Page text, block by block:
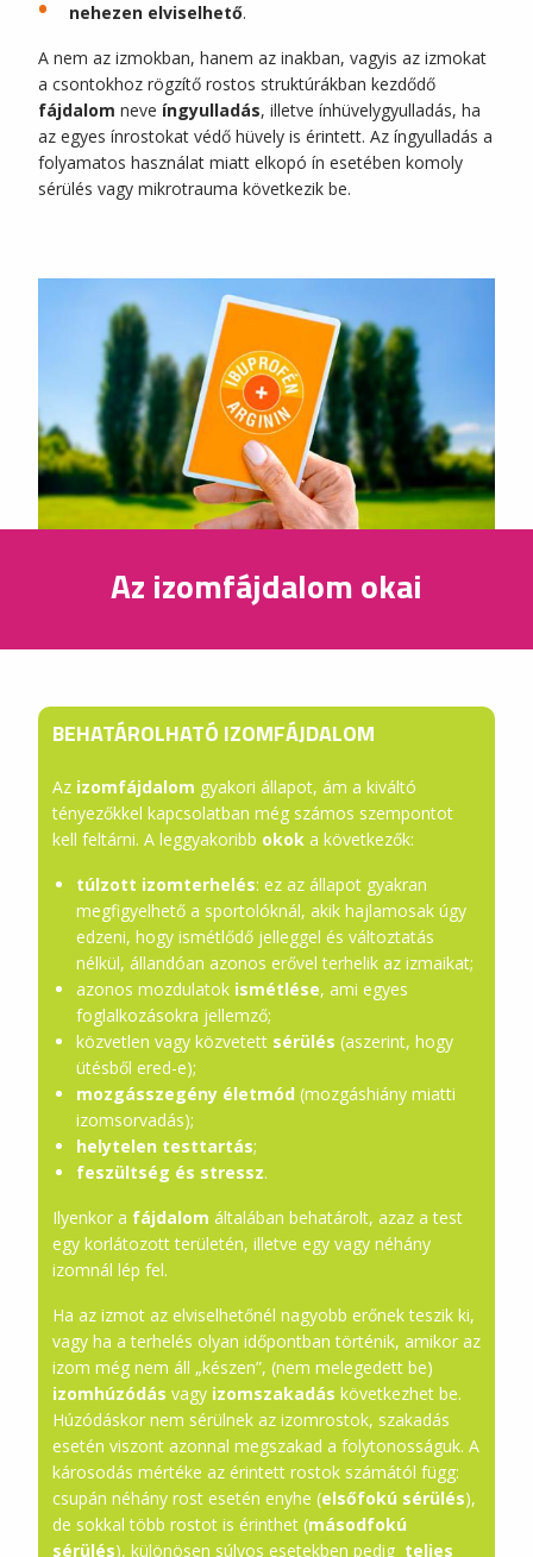
nehezen elviselhető.
A nem az izmokban, hanem az inakban, vagyis az izmokat
a csontokhoz rögzítő rostos struktúrákban kezdődő
fájdalom neve íngyulladás, illetve ínhüvelygyulladás, ha
az egyes ínrostokat védő hüvely is érintett. Az íngyulladás a
folyamatos használat miatt elkopó ín esetében komoly
sérülés vagy mikrotrauma következik be.
Az izomfájdalom okai
BEHATÁROLHATÓ IZOMFÁJDALOM
Az izomfájdalom gyakori állapot, ám a kiváltó
tényezőkkel kapcsolatban még számos szempontot
kell feltárni. A leggyakoribb okok a következők:
túlzott izomterhelés: ez az állapot gyakran
megfigyelhető a sportolóknál, akik hajlamosak úgy
edzeni, hogy ismétlődő jelleggel és változtatás
nélkül, állandóan azonos erővel terhelik az izmaikat;
azonos mozdulatok ismétlése, ami egyes
foglalkozásokra jellemző;
közvetlen vagy közvetett sérülés (aszerint, hogy
ütésből ered-e);
mozgásszegény életmód (mozgáshiány miatti
izomsorvadás);
helytelen testtartás;
feszültség és stressz.
Ilyenkor a fájdalom általában behatárolt, azaz a test
egy korlátozott területén, illetve egy vagy néhány
izomnál lép fel.
Ha az izmot az elviselhetőnél nagyobb erőnek teszik ki,
vagy ha a terhelés olyan időpontban történik, amikor az
izom még nem áll „készen”, (nem melegedett be)
izomhúzódás vagy izomszakadás következhet be.
Húzódáskor nem sérülnek az izomrostok, szakadás
esetén viszont azonnal megszakad a folytonosságuk. A
károsodás mértéke az érintett rostok számától függ:
csupán néhány rost esetén enyhe (elsőfokú sérülés),
de sokkal több rostot is érinthet (másodfokú
sérülés), különösen súlyos esetekben pedig teljes